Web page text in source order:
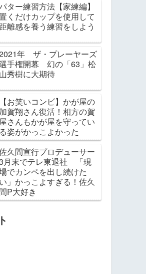
ター練習方法【家練編】
くだけカップを使用して
距離感を養う練習をしよう
年 ザ・プレーヤーズ
手権開幕 幻の「63」松
山秀樹に大期待
【お笑いコンビ】かが屋の
加賀翔さん復活！相方の賀
屋さんもかが屋を守ってい
る姿がかっこよかった
久間宣行プロデューサー
月末でテレ東退社 「現
でカンペを出し続けた
い」かっこよすぎる！佐久
間P大好き